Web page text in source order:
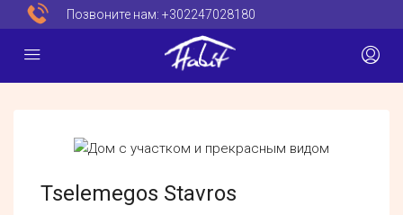
Позвоните нам: +302247028180
Tselemegos Stavros